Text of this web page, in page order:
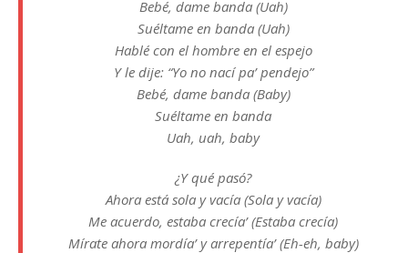
Bebé, dame banda (Uah)
Suéltame en banda (Uah)
Hablé con el hombre en el espejo
Y le dije: “Yo no nací pa’ pendejo”
Bebé, dame banda (Baby)
Suéltame en banda
Uah, uah, baby
¿Y qué pasó?
Ahora está sola y vacía (Sola y vacía)
Me acuerdo, estaba crecía’ (Estaba crecía)
Mírate ahora mordía’ y arrepentía’ (Eh-eh, baby)